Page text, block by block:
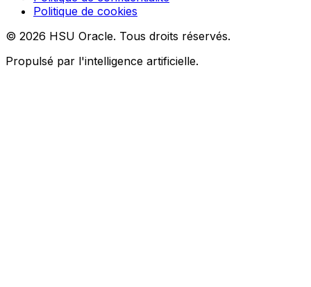
Politique de cookies
© 2026 HSU Oracle. Tous droits réservés.
Propulsé par l'intelligence artificielle.